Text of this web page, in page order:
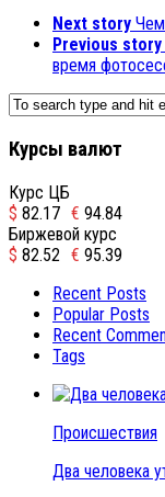
Next story
Previous story
время
Курсы валют
Курс ЦБ
$ 82.17 € 94.84
Биржевой курс
$ 82.52 € 95.39
Recent Posts
Popular Posts
Recent
Tags
Происшествия
Два человека